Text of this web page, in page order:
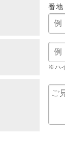
番地
※ハ